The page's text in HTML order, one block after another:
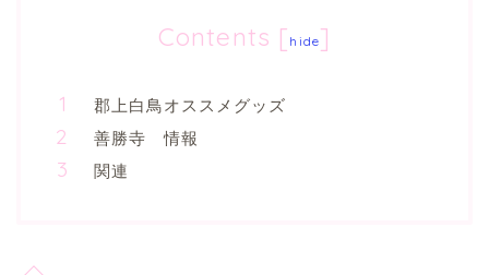
Contents [ hide]
郡上白鳥オススメグッズ
善勝寺 情報
関連